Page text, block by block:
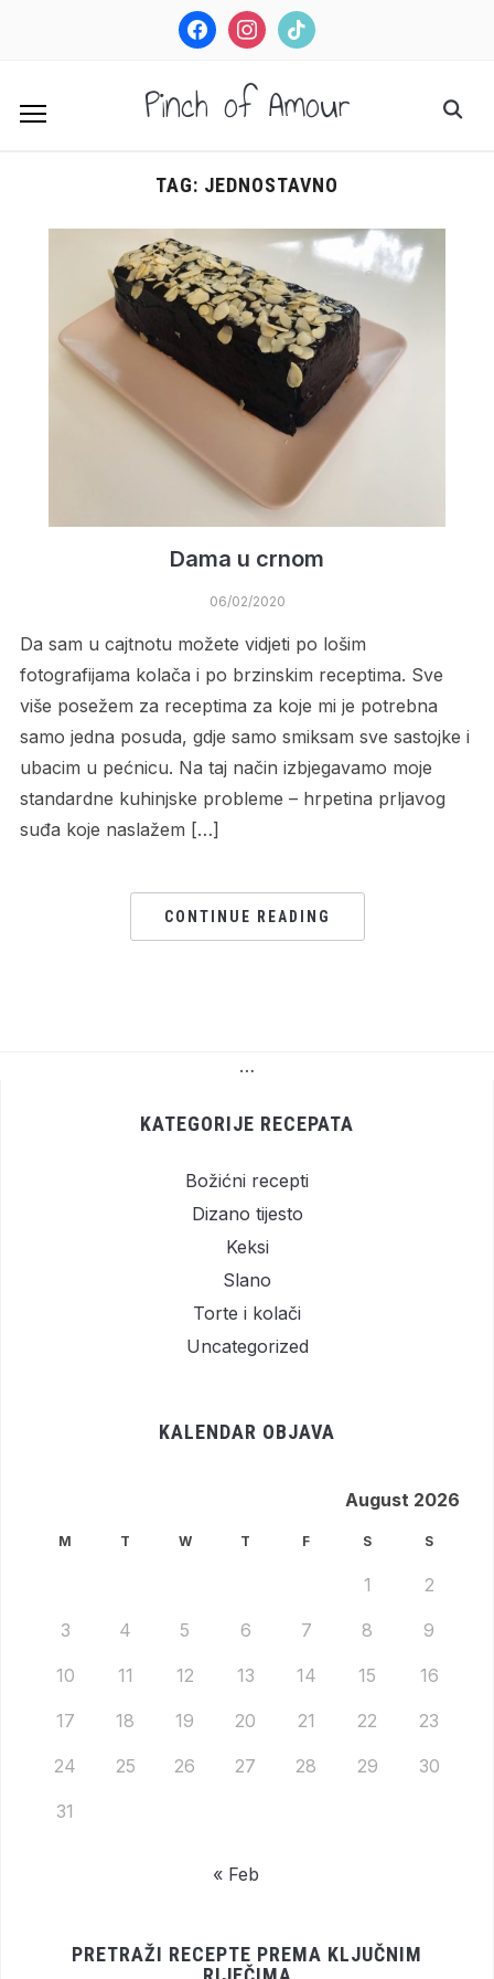
facebookinstagramtiktok
Pinch of Amour
TAG: JEDNOSTAVNO
Dama u crnom
06/02/2020
Da sam u cajtnotu možete vidjeti po lošim
fotografijama kolača i po brzinskim receptima. Sve
više posežem za receptima za koje mi je potrebna
samo jedna posuda, gdje samo smiksam sve sastojke i
ubacim u pećnicu. Na taj način izbjegavamo moje
standardne kuhinjske probleme – hrpetina prljavog
suđa koje naslažem […]
CONTINUE READING
…
KATEGORIJE RECEPATA
Božićni recepti
Dizano tijesto
Keksi
Slano
Torte i kolači
Uncategorized
KALENDAR OBJAVA
August 2026
M T W T F S S
1 2
3 4 5 6 7 8 9
10 11 12 13 14 15 16
17 18 19 20 21 22 23
24 25 26 27 28 29 30
31
« Feb
PRETRAŽI RECEPTE PREMA KLJUČNIM